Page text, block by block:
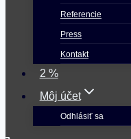
Referencie
Press
Kontakt
2 %
Môj účet
Odhlásiť sa